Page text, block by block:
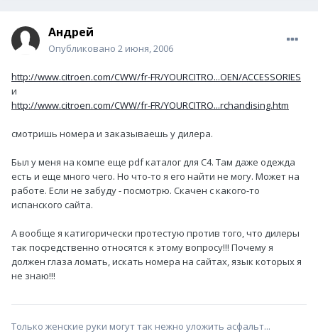
Андрей
Опубликовано 2 июня, 2006
http://www.citroen.com/CWW/fr-FR/YOURCITRO...OEN/ACCESSORIES
и
http://www.citroen.com/CWW/fr-FR/YOURCITRO...rchandising.htm
смотришь номера и заказываешь у дилера.
Был у меня на компе еще pdf каталог для С4. Там даже одежда
есть и еще много чего. Но что-то я его найти не могу. Может на
работе. Если не забуду - посмотрю. Скачен с какого-то
испанского сайта.
А вообще я катигорически протестую против того, что дилеры
так посредственно относятся к этому вопросу!!! Почему я
должен глаза ломать, искать номера на сайтах, язык которых я
не знаю!!!
Только женские руки могут так нежно уложить асфальт...